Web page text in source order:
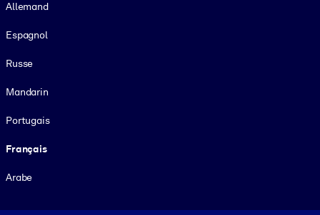
Allemand
Espagnol
Russe
Mandarin
Portugais
Français
Arabe